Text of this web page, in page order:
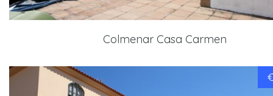
Colmenar Casa Carmen